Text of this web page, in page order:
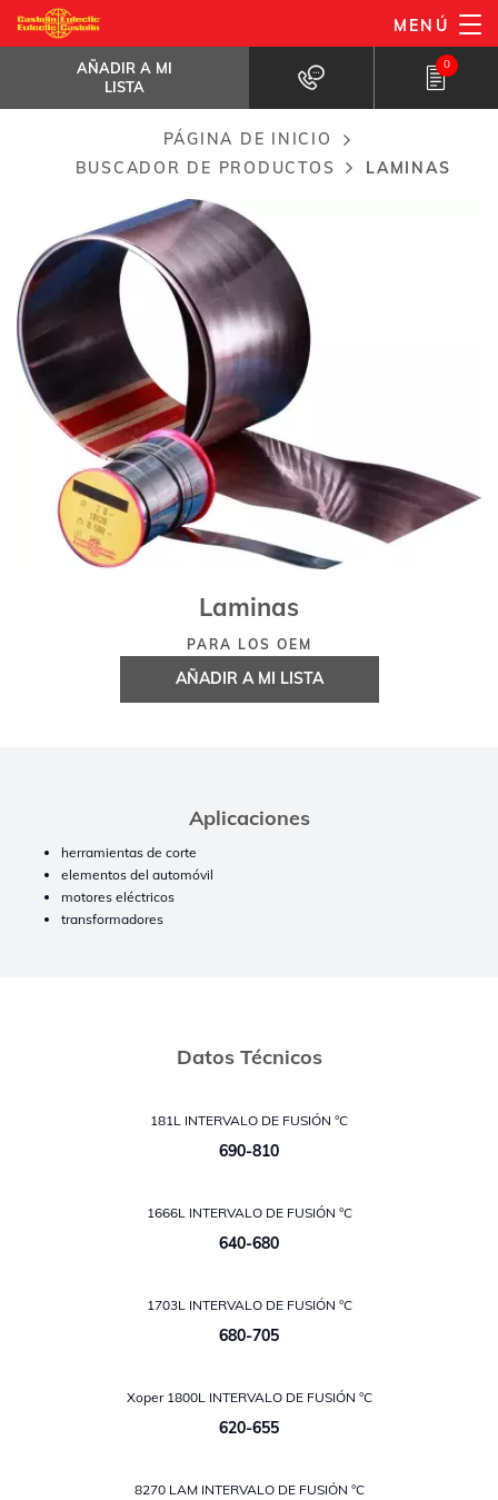
Pasar
al
contenido
principal
MENÚ
AÑADIR A MI
LISTA
0
Laminas
AÑADIR A MI LISTA
Breadcrumb
PÁGINA DE INICIO
BUSCADOR DE PRODUCTOS
LAMINAS
Laminas
PARA LOS OEM
AÑADIR A MI LISTA
Aplicaciones
herramientas de corte
elementos del automóvil
motores eléctricos
transformadores
Datos Técnicos
181L INTERVALO DE FUSIÓN °C
690-810
1666L INTERVALO DE FUSIÓN °C
640-680
1703L INTERVALO DE FUSIÓN °C
680-705
Xoper 1800L INTERVALO DE FUSIÓN °C
620-655
8270 LAM INTERVALO DE FUSIÓN °C